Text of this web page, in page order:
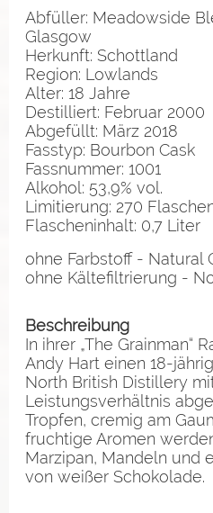
Abfüller: Meadowside
Glasgow
Herkunft: Schottland
Region: Lowlands
Alter: 18 Jahre
Destilliert: Februar 2000
Abgefüllt: März 2018
Fasstyp: Bourbon Cask
Fassnummer: 1001
Alkohol: 53,9% vol.
Limitierung: 270
Flascheninhalt: 0,7 Liter
ohne Farbstoff - Natural
ohne Kältefiltrierung -
Beschreibung
In ihrer „The Grainman“
Andy Hart einen 18-
North British Distillery
Leistungsverhältnis
Tropfen, cremig am
fruchtige Aromen
Marzipan, Mandeln und
von weißer Schokolade.